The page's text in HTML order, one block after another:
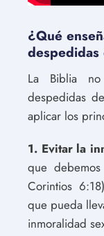
¿Qué
La Biblia
despedidas
aplicar los
1. Evitar la
que
Corintios
que pueda
inmoralidad